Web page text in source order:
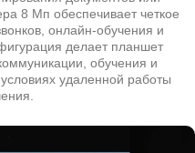
8 Мп обеспечивает четкое
онлайн-обучения и
делает планшет
обучения и
удаленной работы